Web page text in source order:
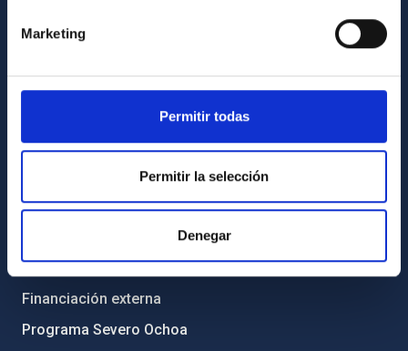
Marketing
Permitir todas
Permitir la selección
Denegar
INFORMACIÓN INSTITUCIONAL
Legislación
Código ético y política antifraude
Igualdad y diversidad de género
Forever IAC
Medio Ambiente y Sostenibilidad
Proyectos institucionales
Financiación externa
Programa Severo Ochoa